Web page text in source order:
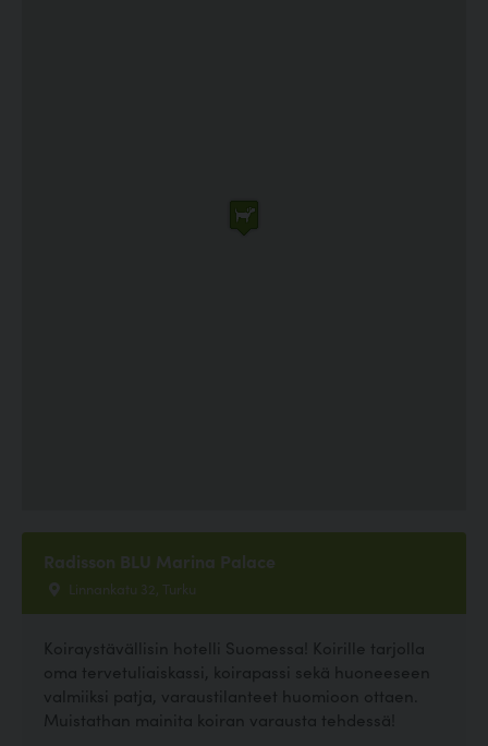
Radisson BLU Marina Palace
Linnankatu 32, Turku
Koiraystävällisin hotelli Suomessa! Koirille tarjolla
oma tervetuliaiskassi, koirapassi sekä huoneeseen
valmiiksi patja, varaustilanteet huomioon ottaen.
Muistathan mainita koiran varausta tehdessä!